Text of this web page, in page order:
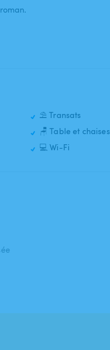
⛱️ Transats
🪑 Table et chaises
💻 Wi-Fi